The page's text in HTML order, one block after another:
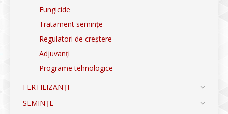
Fungicide
Tratament semințe
Regulatori de creștere
Adjuvanți
Programe tehnologice
FERTILIZANȚI
SEMINȚE